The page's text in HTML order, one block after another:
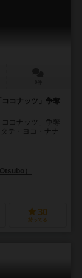
コナッツ」争奪
コナッツ」争奪
テ・ヨコ・ナナ
）
30
持ってる